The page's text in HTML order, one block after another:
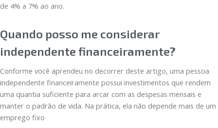
de 4% a 7% ao ano.
Quando posso me considerar
independente financeiramente?
Conforme você aprendeu no decorrer deste artigo, uma pessoa
independente financeiramente possui investimentos que rendem
uma quantia suficiente para arcar com as despesas mensais e
manter o padrão de vida. Na prática, ela não depende mais de um
emprego fixo